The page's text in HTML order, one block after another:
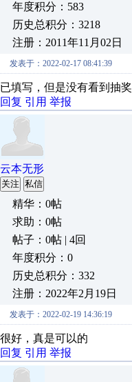
年度积分：583
历史总积分：3218
注册：2011年11月02日
发表于：2022-02-17 08:41:39
已填写，但是没有看到抽奖
回复 引用 举报
云本无形
关注 私信
精华：0帖
求助：0帖
帖子：0帖 | 4回
年度积分：0
历史总积分：332
注册：2022年2月19日
发表于：2022-02-19 14:36:19
很好，真是可以的
回复 引用 举报